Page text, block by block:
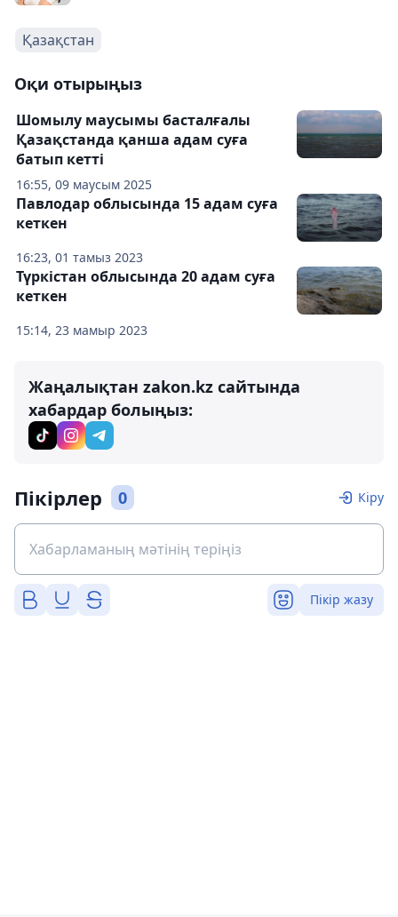
Қазақстан
Оқи отырыңыз
16:55, 09 маусым 2025
Шомылу маусымы басталғалы
Қазақстанда қанша адам суға
батып кетті
16:23, 01 тамыз 2023
Павлодар облысында 15 адам суға
кеткен
15:14, 23 мамыр 2023
Түркістан облысында 20 адам суға
кеткен
Жаңалықтан zakon.kz сайтында
хабардар болыңыз:
Пікірлер 0 Кіру
Пікір жазу